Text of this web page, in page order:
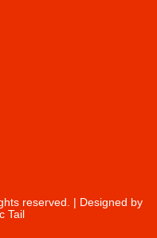
reserved. | Designed by
Tail